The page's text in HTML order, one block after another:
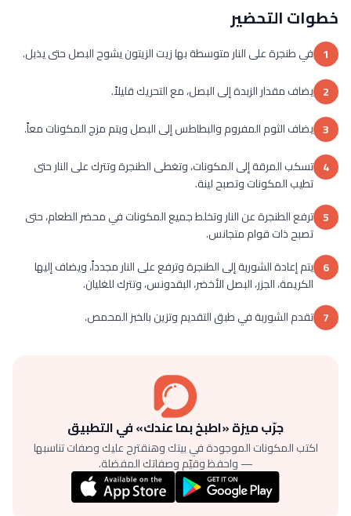
خطوات التحضير
1 في طنجرة على النار متوسطة بها زيت الزيتون يشوح البصل حتى يذبل.
2 يضاف مقدار الزبدة إلى البصل، مع التحريك قليلاً.
3 يضاف الثوم المفروم والبطاطس إلى البصل ويتم مزج المكونات معاً.
4 تسكب المرقة إلى المكونات، وتغطى الطنجرة وتترك على النار حتى
تطيب المكونات وتصبح لينة.
5 ترفع الطنجرة عن النار وتخلط جميع المكونات في محضر الطعام، حتى
تصبح ذات قوام متجانس.
6 يتم إعادة الشوربة إلى الطنجرة وترفع على النار مجدداً، ويضاف إليها
الكريمة، الجزر، البصل الأخضر، البقدونس، وتترك للغليان.
7 تقدم الشوربة في طبق التقديم وتزين بالخبز المحمص.
جرّب ميزة «اطبخ بما عندك» في التطبيق
اكتب المكونات الموجودة في بيتك وهنقترح عليك وصفات تناسبها
— واحفظ وقيّم وصفاتك المفضلة.